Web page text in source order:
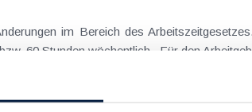
im Bereich des
60 Stunden wöchentlich . Für den